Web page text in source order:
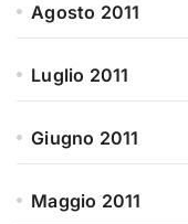
Agosto 2011
Luglio 2011
Giugno 2011
Maggio 2011